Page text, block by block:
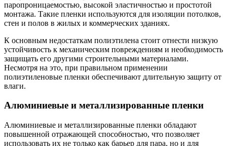
паропроницаемостью, высокой эластичностью и простотой
монтажа. Такие пленки используются для изоляции потолков,
стен и полов в жилых и коммерческих зданиях.
К основным недостаткам полиэтилена стоит отнести низкую
устойчивость к механическим повреждениям и необходимость
защищать его другими строительными материалами.
Несмотря на это, при правильном применении
полиэтиленовые пленки обеспечивают длительную защиту от
влаги.
Алюминиевые и металлизированные пленки
Алюминиевые и металлизированные пленки обладают
повышенной отражающей способностью, что позволяет
использовать их не только как барьер для пара, но и для